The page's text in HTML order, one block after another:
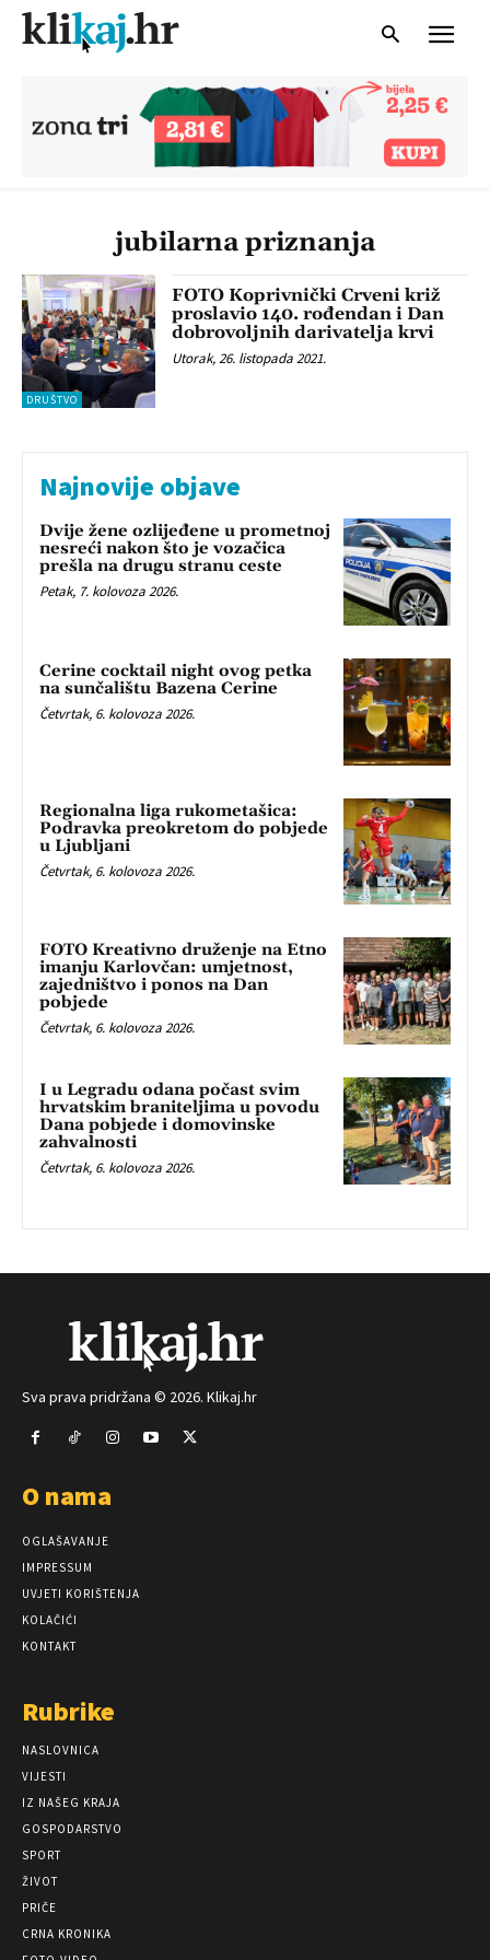
jubilarna priznanja
DRUŠTVO
FOTO Koprivnički Crveni križ
proslavio 140. rođendan i Dan
dobrovoljnih darivatelja krvi
Utorak, 26. listopada 2021.
Najnovije objave
Dvije žene ozlijeđene u prometnoj
nesreći nakon što je vozačica
prešla na drugu stranu ceste
Petak, 7. kolovoza 2026.
Cerine cocktail night ovog petka
na sunčalištu Bazena Cerine
Četvrtak, 6. kolovoza 2026.
Regionalna liga rukometašica:
Podravka preokretom do pobjede
u Ljubljani
Četvrtak, 6. kolovoza 2026.
FOTO Kreativno druženje na Etno
imanju Karlovčan: umjetnost,
zajedništvo i ponos na Dan
pobjede
Četvrtak, 6. kolovoza 2026.
I u Legradu odana počast svim
hrvatskim braniteljima u povodu
Dana pobjede i domovinske
zahvalnosti
Četvrtak, 6. kolovoza 2026.
Sva prava pridržana © 2026. Klikaj.hr
O nama
OGLAŠAVANJE
IMPRESSUM
UVJETI KORIŠTENJA
KOLAČIĆI
KONTAKT
Rubrike
NASLOVNICA
VIJESTI
IZ NAŠEG KRAJA
GOSPODARSTVO
SPORT
ŽIVOT
PRIČE
CRNA KRONIKA